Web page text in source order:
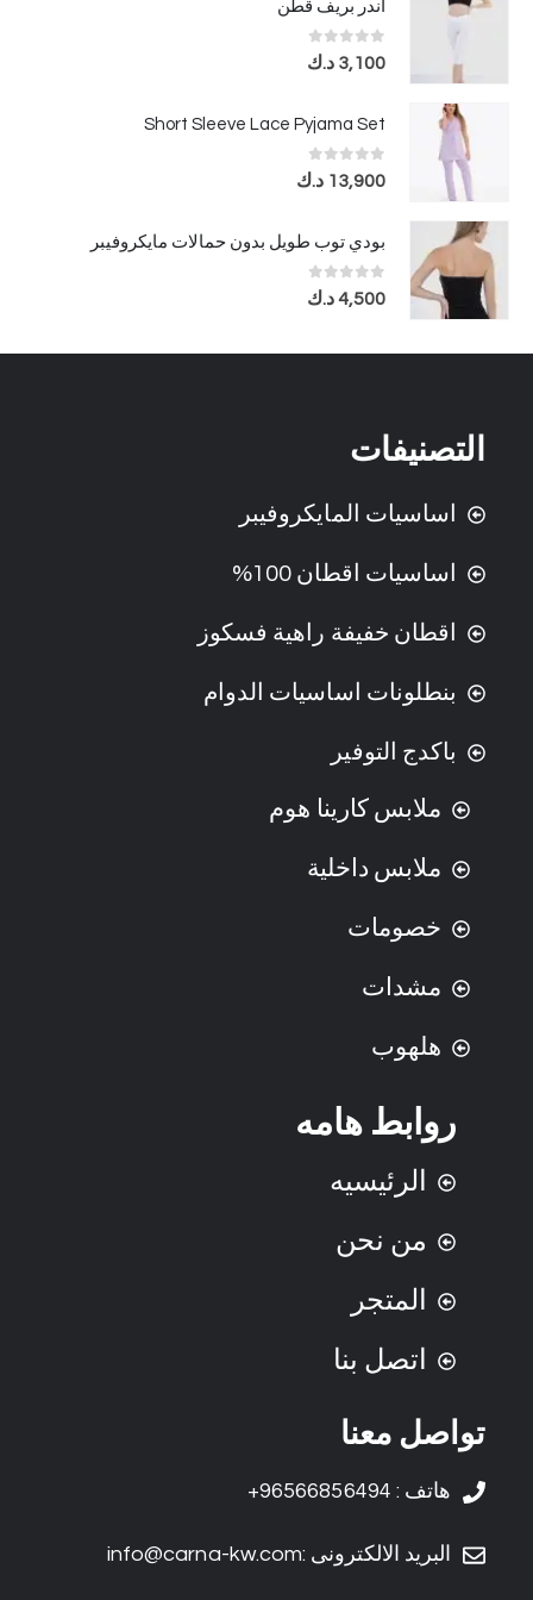
اندر بريف قطن
0
out of 5
3,100 د.ك
Short Sleeve Lace Pyjama Set
0
out of 5
13,900 د.ك
بودي توب طويل بدون حمالات مايكروفيبر
0
out of 5
4,500د.ك
التصنيفات
اساسيات المايكروفيبر
اساسيات اقطان 100%
اقطان خفيفة راهية فسكوز
بنطلونات اساسيات الدوام
باكدج التوفير
ملابس كارينا هوم
ملابس داخلية
خصومات
مشدات
هلهوب
روابط هامه
الرئيسيه
من نحن
المتجر
اتصل بنا
تواصل معنا
هاتف : 96566856494+
البريد الالكترونى :info@carna-kw.com